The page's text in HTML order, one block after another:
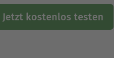
Jetzt kostenlos testen